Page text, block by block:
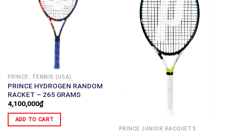
PRINCE: TENNIS (USA)
PRINCE HYDROGEN RANDOM
RACKET – 265 GRAMS
4,100,000₫
ADD TO CART
PRINCE JUNIOR RACQUETS